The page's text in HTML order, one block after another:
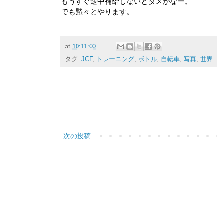
でも黙々とやります。
at 10:11:00
タグ: JCF, トレーニング, ボトル, 自転車, 写真, 世界
次の投稿